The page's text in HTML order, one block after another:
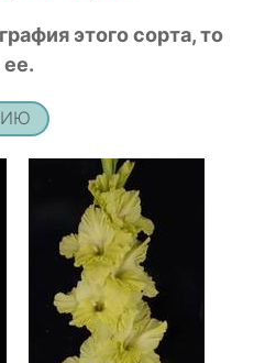
этого сорта, то